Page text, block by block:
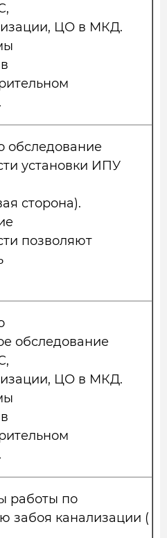
ЦО в МКД.
обследование
установки ИПУ
сторона).
позволяют
обследование
ЦО в МКД.
работы по
забоя канализации (